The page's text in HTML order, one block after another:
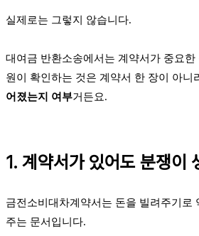
실제로는 그렇지 않습니다.
대여금 반환소송에서는 계약서가 중요한
원이 확인하는 것은 계약서 한 장이 아니
어졌는지 여부거든요.
1. 계약서가 있어도 분쟁이
금전소비대차계약서는 돈을 빌려주기로
주는 문서입니다.